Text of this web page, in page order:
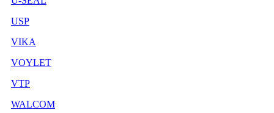
USP
VIKA
VOYLET
VTP
WALCOM